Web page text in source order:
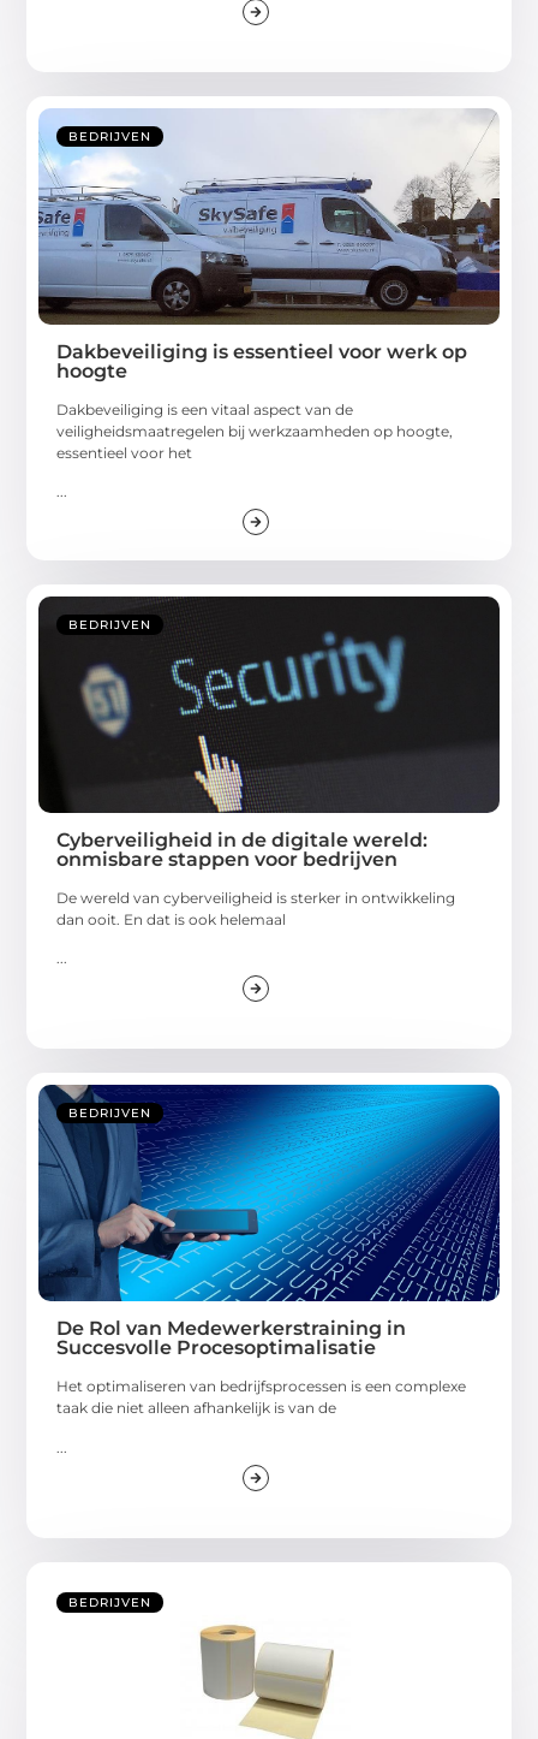
BEDRIJVEN
Dakbeveiliging is essentieel voor werk op
hoogte
Dakbeveiliging is een vitaal aspect van de
veiligheidsmaatregelen bij werkzaamheden op hoogte,
essentieel voor het
...
BEDRIJVEN
Cyberveiligheid in de digitale wereld:
onmisbare stappen voor bedrijven
De wereld van cyberveiligheid is sterker in ontwikkeling
dan ooit. En dat is ook helemaal
...
BEDRIJVEN
De Rol van Medewerkerstraining in
Succesvolle Procesoptimalisatie
Het optimaliseren van bedrijfsprocessen is een complexe
taak die niet alleen afhankelijk is van de
BEDRIJVEN